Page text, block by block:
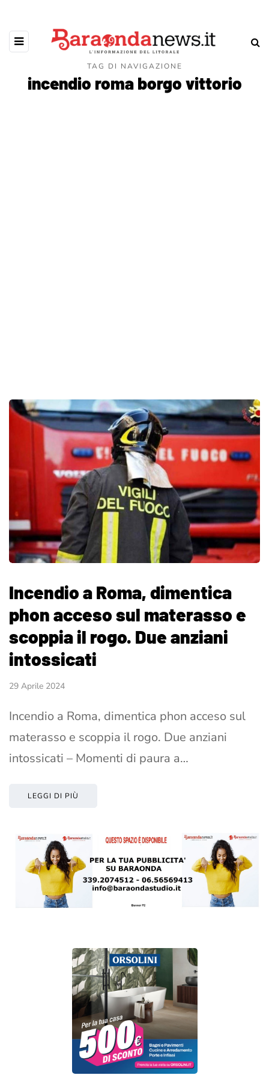
TAG DI NAVIGAZIONE
incendio roma borgo vittorio
Incendio a Roma, dimentica
phon acceso sul materasso e
scoppia il rogo. Due anziani
intossicati
29 Aprile 2024
Incendio a Roma, dimentica phon acceso sul
materasso e scoppia il rogo. Due anziani
intossicati – Momenti di paura a…
LEGGI DI PIÙ